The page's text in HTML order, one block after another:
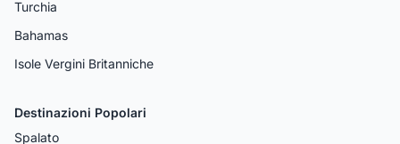
Turchia
Bahamas
Isole Vergini Britanniche
Destinazioni Popolari
Spalato